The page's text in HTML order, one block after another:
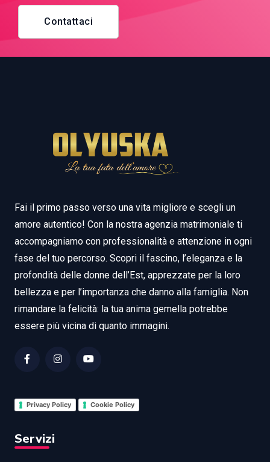
Contattaci
Fai il primo passo verso una vita migliore e scegli un
amore autentico! Con la nostra agenzia matrimoniale ti
accompagniamo con professionalità e attenzione in ogni
fase del tuo percorso. Scopri il fascino, l’eleganza e la
profondità delle donne dell’Est, apprezzate per la loro
bellezza e per l’importanza che danno alla famiglia. Non
rimandare la felicità: la tua anima gemella potrebbe
essere più vicina di quanto immagini.
Privacy Policy Cookie Policy
Servizi